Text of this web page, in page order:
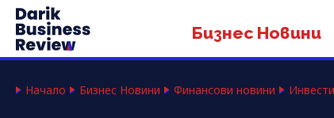
Бизнес Новини
Начало Бизнес Новини Финансови новини